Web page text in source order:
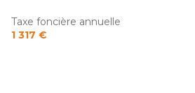
Taxe foncière annuelle
1 317 €